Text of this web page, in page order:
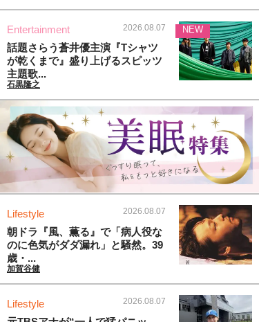
Entertainment 2026.08.07
話題さらう蒼井優主演『Tシャツ
が乾くまで』盛り上げるスピッツ
主題歌...
石黒隆之
NEW
Lifestyle 2026.08.07
朝ドラ『風、薫る』で「病人役な
のに色気がダダ漏れ」と騒然。39
歳・...
加賀谷健
Lifestyle 2026.08.07